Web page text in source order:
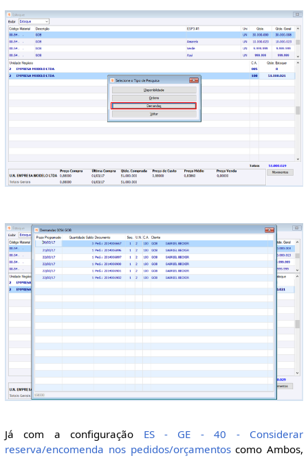
Já com a configuração ES - GE - 40 - Considerar
reserva/encomenda nos pedidos/orçamentoscomo Ambos,